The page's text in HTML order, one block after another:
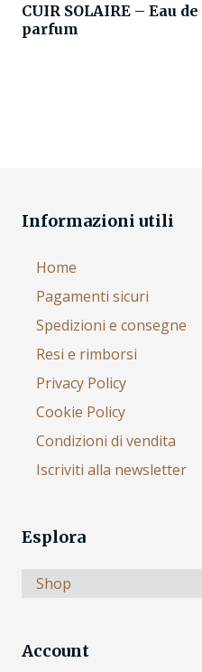
CUIR SOLAIRE – Eau de
parfum
Informazioni utili
Home
Pagamenti sicuri
Spedizioni e consegne
Resi e rimborsi
Privacy Policy
Cookie Policy
Condizioni di vendita
Iscriviti alla newsletter
Esplora
Shop
Account